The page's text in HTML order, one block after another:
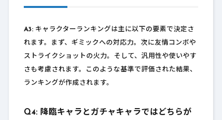
A3:キャラクターランキングは主に以下の要素で決定さ
れます。まず、ギミックへの対応力。次に友情コンボや
ストライクショットの火力。そして、汎用性や使いやす
さも考慮されます。このような基準で評価された結果、
ランキングが作成されます。
Q4: 降臨キャラとガチャキャラではどちらが